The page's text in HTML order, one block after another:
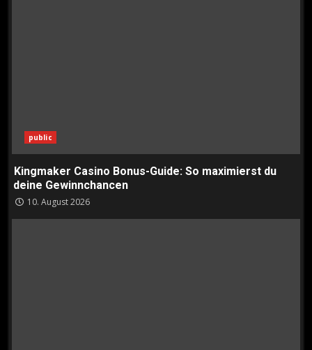
public
Kingmaker Casino Bonus-Guide: So maximierst du
deine Gewinnchancen
10. August 2026